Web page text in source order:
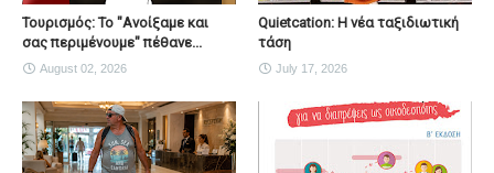
Τουρισμός: Το "Ανοίξαμε και
σας περιμένουμε" πέθανε...
August 02, 2026
Quietcation: Η νέα ταξιδιωτική
τάση
July 17, 2026